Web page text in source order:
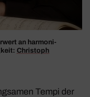
an harmo­ni­
Chris­toph
Tempi der